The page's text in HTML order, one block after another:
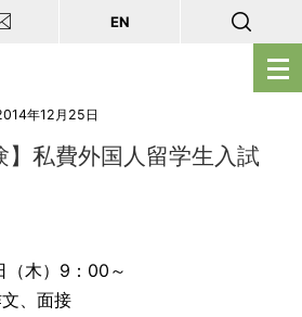
メ
ニ
ー
EN
年12月25日
】私費外国人留学生入試
木）9：00～
、面接